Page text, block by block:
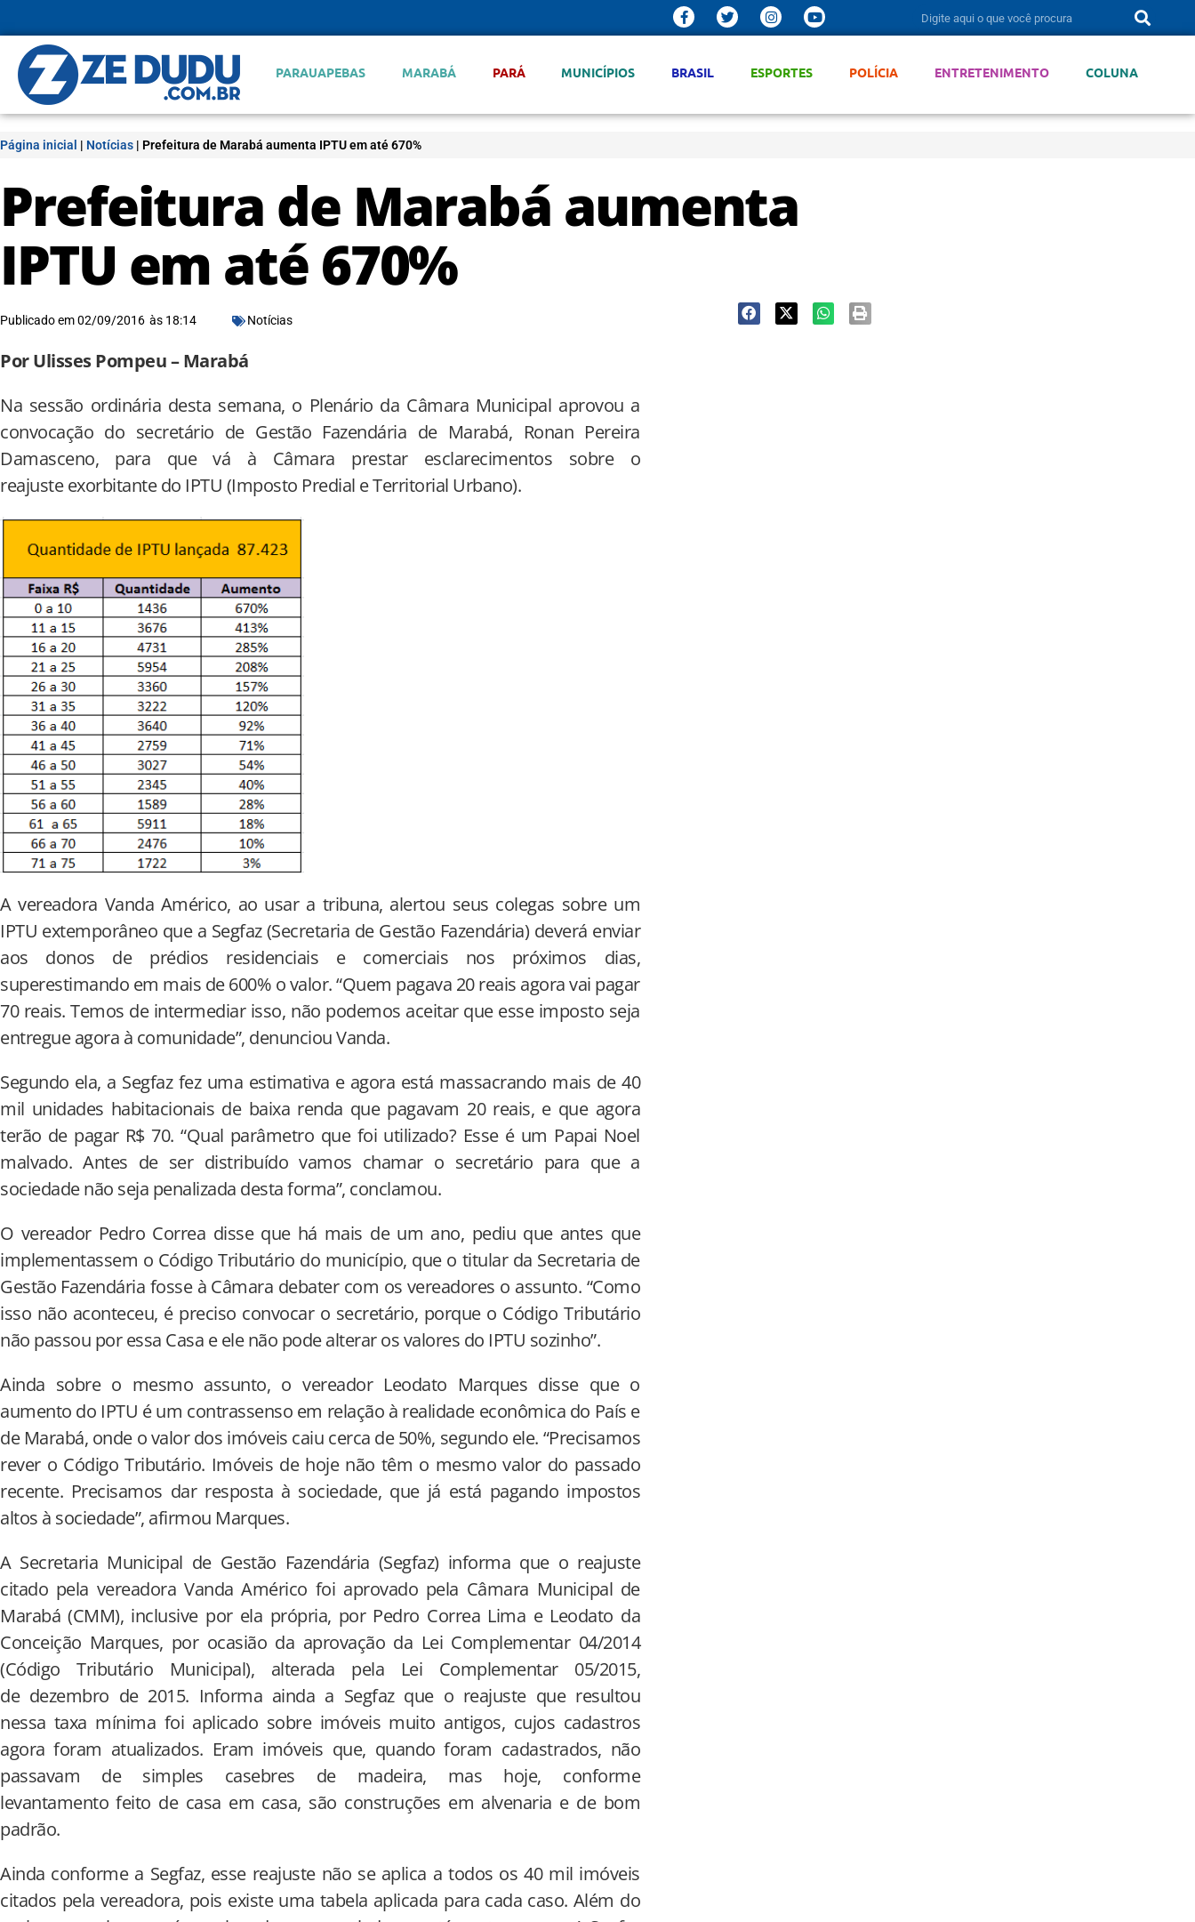
PARAUAPEBAS MARABÁ PARÁ MUNICÍPIOS BRASIL ESPORTES POLÍCIA ENTRETENIMENTO COLUNA
Página inicial | Notícias | Prefeitura de Marabá aumenta IPTU em até 670%
Prefeitura de Marabá aumenta
IPTU em até 670%
Publicado em02/09/2016 às 18:14 Notícias
Por Ulisses Pompeu – Marabá
Na sessão ordinária desta semana, o Plenário da Câmara Municipal aprovou a
convocação do secretário de Gestão Fazendária de Marabá, Ronan Pereira
Damasceno, para que vá à Câmara prestar esclarecimentos sobre o
reajuste exorbitante do IPTU (Imposto Predial e Territorial Urbano).
A vereadora Vanda Américo, ao usar a tribuna, alertou seus colegas sobre um
IPTU extemporâneo que a Segfaz (Secretaria de Gestão Fazendária) deverá enviar
aos donos de prédios residenciais e comerciais nos próximos dias,
superestimando em mais de 600% o valor. “Quem pagava 20 reais agora vai pagar
70 reais. Temos de intermediar isso, não podemos aceitar que esse imposto seja
entregue agora à comunidade”, denunciou Vanda.
Segundo ela, a Segfaz fez uma estimativa e agora está massacrando mais de 40
mil unidades habitacionais de baixa renda que pagavam 20 reais, e que agora
terão de pagar R$ 70. “Qual parâmetro que foi utilizado? Esse é um Papai Noel
malvado. Antes de ser distribuído vamos chamar o secretário para que a
sociedade não seja penalizada desta forma”, conclamou.
O vereador Pedro Correa disse que há mais de um ano, pediu que antes que
implementassem o Código Tributário do município, que o titular da Secretaria de
Gestão Fazendária fosse à Câmara debater com os vereadores o assunto. “Como
isso não aconteceu, é preciso convocar o secretário, porque o Código Tributário
não passou por essa Casa e ele não pode alterar os valores do IPTU sozinho”.
Ainda sobre o mesmo assunto, o vereador Leodato Marques disse que o
aumento do IPTU é um contrassenso em relação à realidade econômica do País e
de Marabá, onde o valor dos imóveis caiu cerca de 50%, segundo ele. “Precisamos
rever o Código Tributário. Imóveis de hoje não têm o mesmo valor do passado
recente. Precisamos dar resposta à sociedade, que já está pagando impostos
altos à sociedade”, afirmou Marques.
A Secretaria Municipal de Gestão Fazendária (Segfaz) informa que o reajuste
citado pela vereadora Vanda Américo foi aprovado pela Câmara Municipal de
Marabá (CMM), inclusive por ela própria, por Pedro Correa Lima e Leodato da
Conceição Marques, por ocasião da aprovação da Lei Complementar 04/2014
(Código Tributário Municipal), alterada pela Lei Complementar 05/2015,
de dezembro de 2015. Informa ainda a Segfaz que o reajuste que resultou
nessa taxa mínima foi aplicado sobre imóveis muito antigos, cujos cadastros
agora foram atualizados. Eram imóveis que, quando foram cadastrados, não
passavam de simples casebres de madeira, mas hoje, conforme
levantamento feito de casa em casa, são construções em alvenaria e de bom
padrão.
Ainda conforme a Segfaz, esse reajuste não se aplica a todos os 40 mil imóveis
citados pela vereadora, pois existe uma tabela aplicada para cada caso. Além do